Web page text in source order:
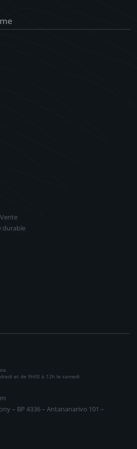
durable
et de 9h00 à 12h le samedi
– BP 4336 – Antananarivo 101 –